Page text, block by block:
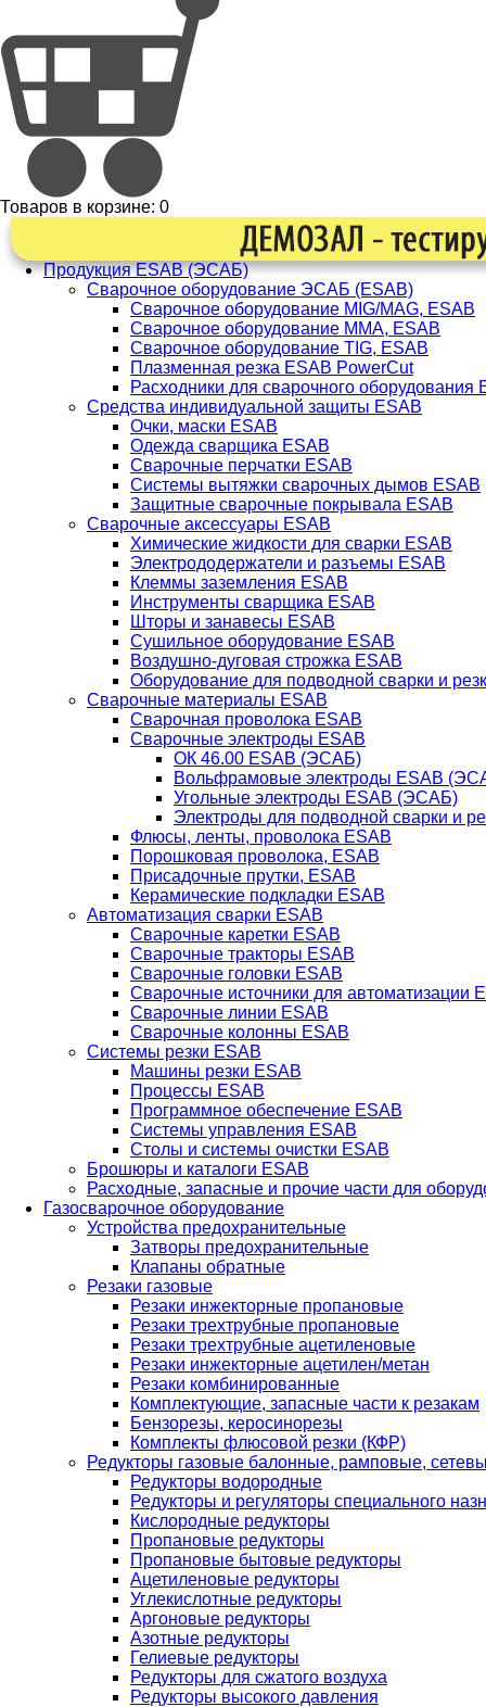
Товаров в корзине: 0
Продукция ESAB (ЭСАБ)
Сварочное оборудование ЭСАБ (ESAB)
Сварочное оборудование MIG/MAG, ESAB
Сварочное оборудование ММА, ESAB
Сварочное оборудование TIG, ESAB
Плазменная резка ESAB PowerCut
Расходники для сварочного оборудования
Средства индивидуальной защиты ESAB
Очки, маски ESAB
Одежда сварщика ESAB
Сварочные перчатки ESAB
Системы вытяжки сварочных дымов ESAB
Защитные сварочные покрывала ESAB
Сварочные аксессуары ESAB
Химические жидкости для сварки ESAB
Электрододержатели и разъемы ESAB
Клеммы заземления ESAB
Инструменты сварщика ESAB
Шторы и занавесы ESAB
Сушильное оборудование ESAB
Воздушно-дуговая строжка ESAB
Оборудование для подводной сварки и
Сварочные материалы ESAB
Сварочная проволока ESAB
Сварочные электроды ESAB
ОК 46.00 ESAB (ЭСАБ)
Вольфрамовые электроды ESAB
Угольные электроды ESAB (ЭСАБ)
Электроды для подводной сварки и
Флюсы, ленты, проволока ESAB
Порошковая проволока, ESAB
Присадочные прутки, ESAB
Керамические подкладки ESAB
Автоматизация сварки ESAB
Сварочные каретки ESAB
Сварочные тракторы ESAB
Сварочные головки ESAB
Сварочные источники для автоматизации
Сварочные линии ESAB
Сварочные колонны ESAB
Системы резки ESAB
Машины резки ESAB
Процессы ESAB
Программное обеспечение ESAB
Системы управления ESAB
Столы и системы очистки ESAB
Брошюры и каталоги ESAB
Расходные, запасные и прочие части для
Газосварочное оборудование
Устройства предохранительные
Затворы предохранительные
Клапаны обратные
Резаки газовые
Резаки инжекторные пропановые
Резаки трехтрубные пропановые
Резаки трехтрубные ацетиленовые
Резаки инжекторные ацетилен/метан
Резаки комбинированные
Комплектующие, запасные части к резакам
Бензорезы, керосинорезы
Комплекты флюсовой резки (КФР)
Редукторы газовые балонные, рамповые,
Редукторы водородные
Редукторы и регуляторы специального
Кислородные редукторы
Пропановые редукторы
Пропановые бытовые редукторы
Ацетиленовые редукторы
Углекислотные редукторы
Аргоновые редукторы
Азотные редукторы
Гелиевые редукторы
Редукторы для сжатого воздуха
Редукторы высокого давления